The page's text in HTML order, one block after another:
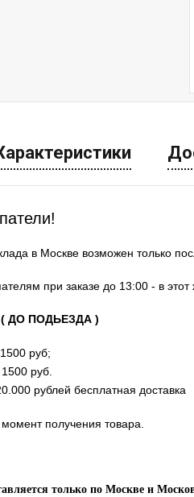
в Москве возможен только
при заказе до 13:00 - в
( ДО ПОДЬЕЗДА )
руб;
руб.
рублей бесплатная доставка
получения товара.
только по Москве и